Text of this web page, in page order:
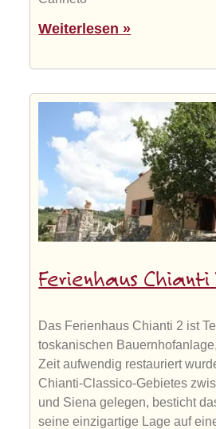
Weiterlesen »
Ferienhaus Chianti
Das Ferienhaus Chianti 2 ist
toskanischen
Zeit aufwendig restauriert
Chianti-Classico-Gebietes
und Siena gelegen, besticht
seine einzigartige Lage auf